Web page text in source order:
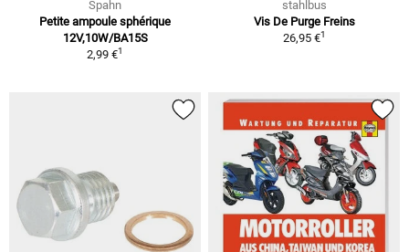
Spahn
Petite ampoule sphérique
12V,10W/BA15S
2,99 €1
stahlbus
Vis De Purge Freins
26,95 €1